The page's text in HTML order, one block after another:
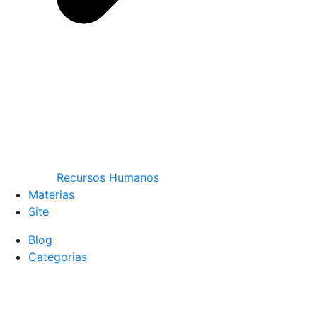
Recursos Humanos
Materias
Site
Blog
Categorias